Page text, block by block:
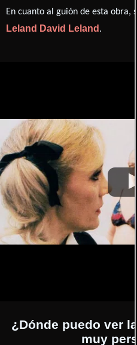
En cuanto al guión de esta obra,
Leland David Leland .
¿Dónde puedo ver
muy